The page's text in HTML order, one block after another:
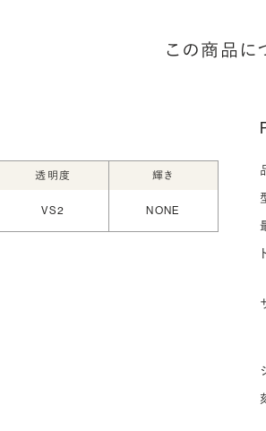
この商品に
透明度 輝き
VS2 NONE